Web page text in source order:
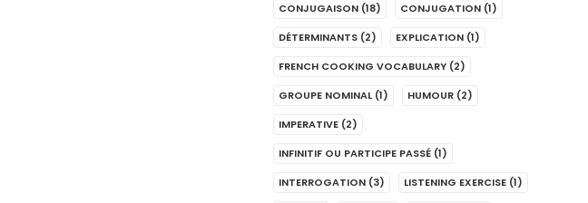
CONJUGAISON (18) CONJUGATION (1)
DÉTERMINANTS (2) EXPLICATION (1)
FRENCH COOKING VOCABULARY (2)
GROUPE NOMINAL (1) HUMOUR (2)
IMPERATIVE (2)
INFINITIF OU PARTICIPE PASSÉ (1)
INTERROGATION (3) LISTENING EXERCISE (1)